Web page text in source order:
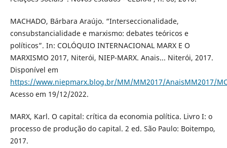
MACHADO, Bárbara Araújo. “Interseccionalidade,
consubstancialidade e marxismo: debates teóricos e
políticos”. In: COLÓQUIO INTERNACIONAL MARX E O
MARXISMO 2017, Niterói, NIEP-MARX. Anais... Niterói, 2017.
Disponível em
https://www.niepmarx.blog.br/MM/MM2017/AnaisMM2017/
Acesso em 19/12/2022.
MARX, Karl. O capital: crítica da economia política. Livro I: o
processo de produção do capital. 2 ed. São Paulo: Boitempo,
2017.